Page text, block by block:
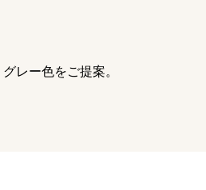
レー色をご提案。